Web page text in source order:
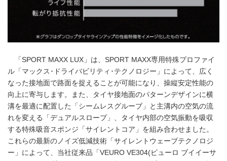
「SPORT MAXX LUX」は、SPORT MAXX専用特殊プロファイ
ル「マックス･ドライバビリティ･テクノロジー」によって、広く
なった接地面で路面を捉えることが可能になり、操縦安定性能の
向上に寄与します。また、タイヤ接地面のパターンデザインに横
溝を最適に配置した「シームレスグルーブ」と主溝内の空気の流
れを変える「デュアルスロープ」、タイヤ内部の空気振動を吸収
する特殊吸音スポンジ「サイレントコア」を組み合わせました。
これらの最新のノイズ低減技術「サイレントウェーブテクノロジ
ー」によって、当社従来品「VEURO VE304(ビューロ ブイイーサ